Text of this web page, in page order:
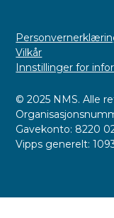
© 2025 NMS. Alle
Gavekonto: 8220
Vipps generelt:
Vilkår
Innstillinger for